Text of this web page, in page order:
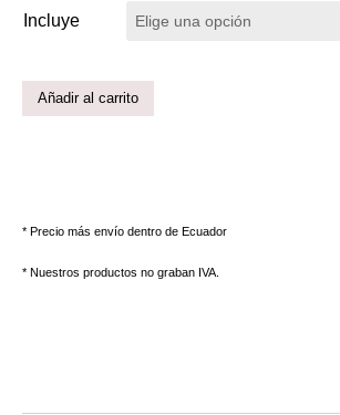
Incluye
Añadir al carrito
* Precio más envío dentro de Ecuador
* Nuestros productos no graban IVA.